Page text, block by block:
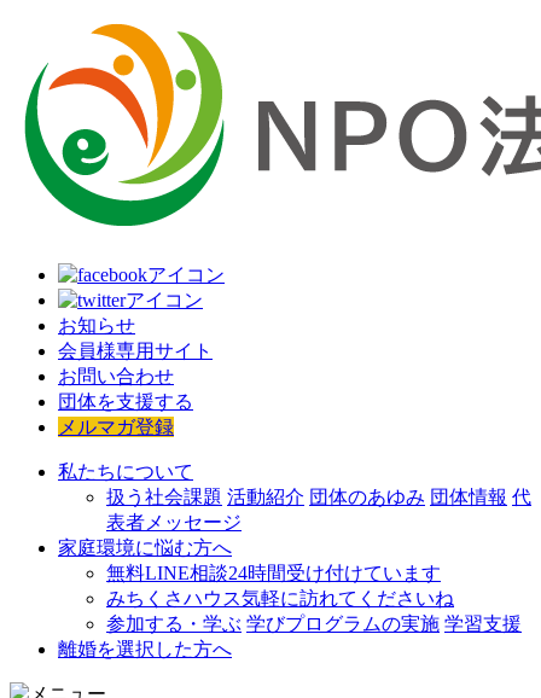
お知らせ
会員様専用サイト
お問い合わせ
団体を支援する
メルマガ登録
私たちについて
扱う社会課題 活動紹介 団体のあゆみ 団体情報 代
表者メッセージ
家庭環境に悩む方へ
無料LINE相談24時間受け付けています
みちくさハウス気軽に訪れてくださいね
参加する・学ぶ 学びプログラムの実施 学習支援
離婚を選択した方へ